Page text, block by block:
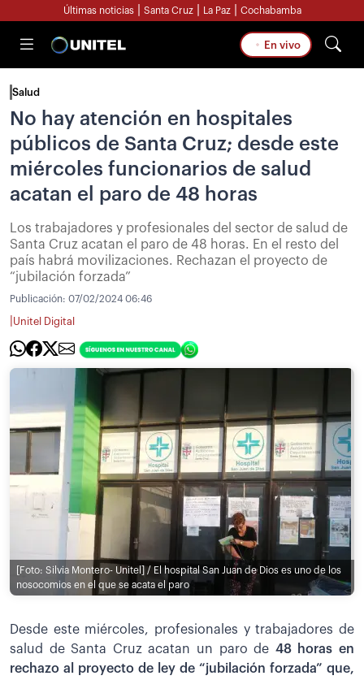
Últimas noticias Santa Cruz La Paz Cochabamba
En vivo
Salud
No hay atención en hospitales
públicos de Santa Cruz; desde este
miércoles funcionarios de salud
acatan el paro de 48 horas
Los trabajadores y profesionales del sector de salud de
Santa Cruz acatan el paro de 48 horas. En el resto del
país habrá movilizaciones. Rechazan el proyecto de
“jubilación forzada”
Publicación: 07/02/2024 06:46
Unitel Digital
[Foto: Silvia Montero- Unitel] / El hospital San Juan de Dios es uno de los
nosocomios en el que se acata el paro
Desde este miércoles, profesionales y trabajadores de
salud de Santa Cruz acatan un paro de 48 horas en
rechazo al proyecto de ley de “jubilación forzada” que,